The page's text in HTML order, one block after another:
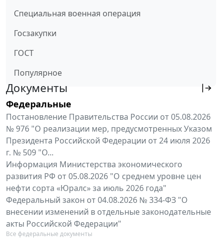
Специальная военная операция
Госзакупки
ГОСТ
Популярное
Документы
Федеральные
Постановление Правительства России от 05.08.2026
№ 976 "О реализации мер, предусмотренных Указом
Президента Российской Федерации от 24 июля 2026
г. № 509 "О...
Информация Министерства экономического
развития РФ от 05.08.2026 "О среднем уровне цен
нефти сорта «Юралс» за июль 2026 года"
Федеральный закон от 04.08.2026 № 334-ФЗ "О
внесении изменений в отдельные законодательные
акты Российской Федерации"
Все федеральные документы